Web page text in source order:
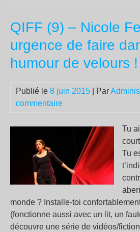
QIFF (9) – Nicole
urgence de faire
humour de velours !
Publié le 8 juin 2015 | Par
commentaire
Tu
Tu
monde ? Installe-toi
(fonctionne aussi avec un lit, un
découvre une série de vidéos/